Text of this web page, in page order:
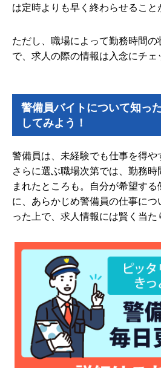
は定時よりも早く終わらせること
ただし、職場によって勤務時間
で、求人の際の情報は入念にチェ
警備員バイトについて知っ
してみよう！
警備員は、未経験でも仕事を得や
さらに選ぶ職場次第では、勤務
まれたところも。自分が希望する
に、あらかじめ警備員の仕事に
った上で、求人情報には賢く当た